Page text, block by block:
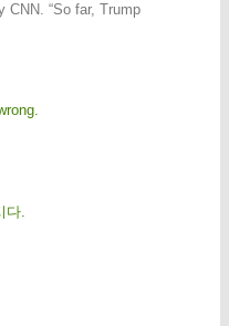
CNN. “So far, Trump
다.